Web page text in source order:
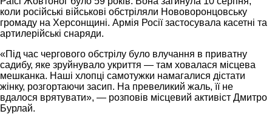
коли російські військові обстріляли Нововоронцовську
громаду на Херсонщині. Армія Росії застосувала касетні та
артилерійські снаряди.
«Під час чергового обстрілу було влучання в приватну
садибу, яке зруйнувало укриття — там ховалася місцева
мешканка. Наші хлопці самотужки намагалися дістати
жінку, розгортаючи засип. На превеликий жаль, її не
вдалося врятувати», — розповів місцевий активіст Дмитро
Бурлай.